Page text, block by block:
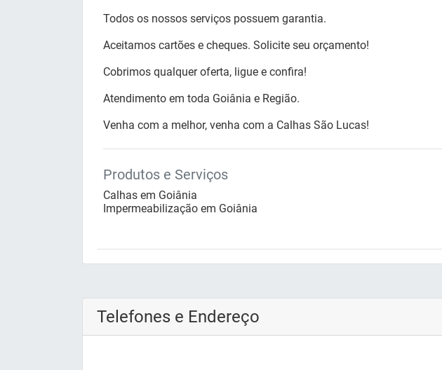
Todos os nossos serviços possuem garantia.
Aceitamos cartões e cheques. Solicite seu orçamento!
Cobrimos qualquer oferta, ligue e confira!
Atendimento em toda Goiânia e Região.
Venha com a melhor, venha com a Calhas São Lucas!
Produtos e Serviços
Calhas em Goiânia
Impermeabilização em Goiânia
Telefones e Endereço